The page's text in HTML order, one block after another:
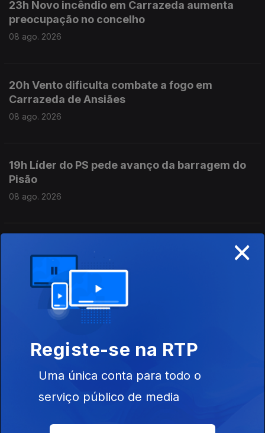
23h Novo incêndio em Carrazeda aumenta
preocupação no concelho
08 ago. 2026
20h Vento dificulta combate a fogo em
Carrazeda de Ansiães
08 ago. 2026
19h Líder do PS pede avanço da barragem do
Pisão
08 ago. 2026
18h Ministra do Ambiente ainda sem reposta
sobre preço dos combustíveis
08 ago. 2026
17h Incêndio em Carrazeda de Ansiães
08 ago. 2026
16h PR defende mais proteção para crianças e
menores imigrantes
08 ago. 2026
×
Registe-se na RTP
Uma única conta para todo o
serviço público de media